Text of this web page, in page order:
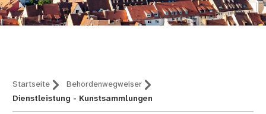
Startseite
Behördenwegweiser
Dienstleistung - Kunstsammlungen